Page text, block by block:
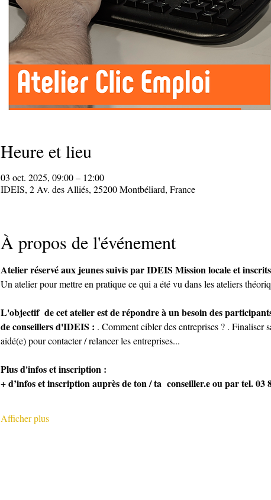
Heure et lieu
03 oct. 2025, 09:00 – 12:00
IDEIS, 2 Av. des Alliés, 25200 Montbéliard, France
À propos de l'événement
Atelier réservé aux jeunes suivis par IDEIS Mission locale et
Un atelier pour mettre en pratique ce qui a été vu dans les ateliers
L'objectif  de cet atelier est de répondre à un besoin des
de conseillers d'IDEIS : . Comment cibler des entreprises ? .
aidé(e) pour contacter / relancer les entreprises...
Plus d'infos et inscription :
+ d’infos et inscription auprès de ton / ta  conseiller.e ou par tel. 03
Afficher plus